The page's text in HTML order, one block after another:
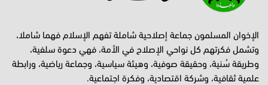
الإخوان المسلمون جماعة إصلاحية شاملة تفهم الإسلام فهما شاملا،
وتشمل فكرتهم كل نواحي الإصلاح في الأمة، فهي دعوة سلفية،
وطريقة سُنية، وحقيقة صوفية، وهيئة سياسية، وجماعة رياضية، ورابطة
علمية ثقافية، وشركة اقتصادية، وفكرة اجتماعية.